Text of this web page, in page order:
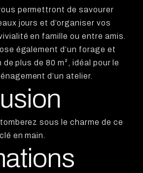
permettront de savourer
jours et d’organiser vos
en famille ou entre amis.
également d’un forage et
de plus de 80 m², idéal pour le
d’un atelier.
sous le charme de ce
en main.